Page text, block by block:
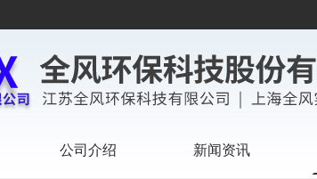
公司介绍 新闻资讯